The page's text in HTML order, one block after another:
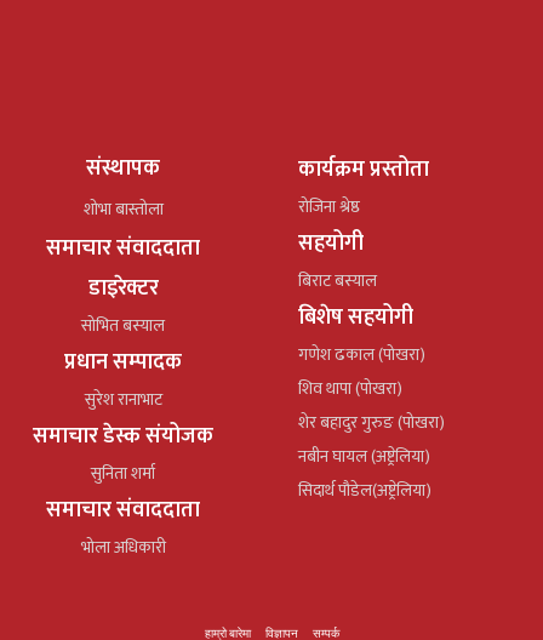
संस्थापक
शोभा बास्तोला
समाचार संवाददाता
डाइरेक्टर
सोभित बस्याल
प्रधान सम्पादक
सुरेश रानाभाट
समाचार डेस्क संयोजक
सुनिता शर्मा
समाचार संवाददाता
भोला अधिकारी
कार्यक्रम प्रस्तोता
रोजिना श्रेष्ठ
सहयोगी
बिराट बस्याल
बिशेष सहयोगी
गणेश ढकाल (पोखरा)
शिव थापा (पोखरा)
शेर बहादुर गुरुङ (पोखरा)
नबीन घायल (अष्ट्रेलिया)
सिदार्थ पौडेल(अष्ट्रेलिया)
हाम्रो बारेमा विज्ञापन सम्पर्क